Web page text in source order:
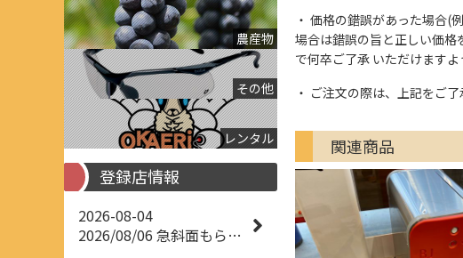
農産物
その他
レンタル
登録店情報
2026-08-04
2026/08/06 急斜面もらくらく草刈り
価格の錯誤があった場合(
場合は錯誤の旨と正しい価
で何卒ご了承 いただけますよ
ご注文の際は、上記をご
関連商品